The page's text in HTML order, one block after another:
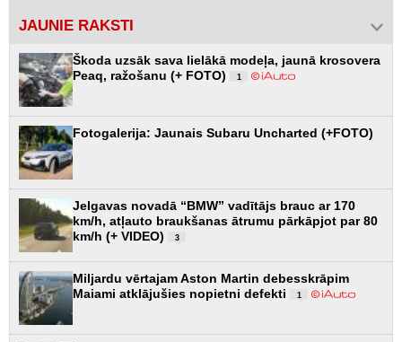
JAUNIE RAKSTI
Škoda uzsāk sava lielākā modeļa, jaunā krosovera
Peaq, ražošanu (+ FOTO)
1
Fotogalerija: Jaunais Subaru Uncharted (+FOTO)
Jelgavas novadā “BMW” vadītājs brauc ar 170
km/h, atļauto braukšanas ātrumu pārkāpjot par 80
km/h (+ VIDEO)
3
Miljardu vērtajam Aston Martin debesskrāpim
Maiami atklājušies nopietni defekti
1